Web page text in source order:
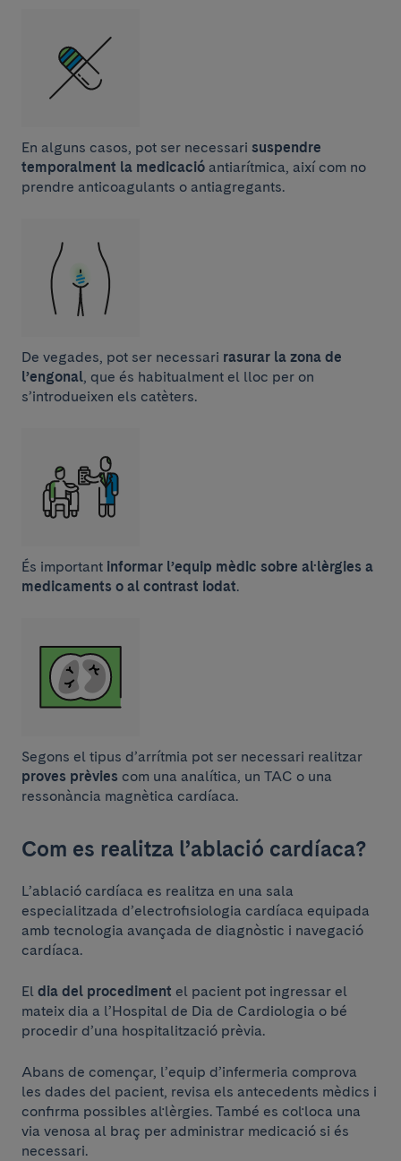
En alguns casos, pot ser necessari suspendre
temporalment la medicació antiarítmica, així com no
prendre anticoagulants o antiagregants.
De vegades, pot ser necessari rasurar la zona de
l’engonal, que és habitualment el lloc per on
s’introdueixen els catèters.
És important informar l’equip mèdic sobre al·lèrgies a
medicaments o al contrast iodat.
Segons el tipus d’arrítmia pot ser necessari realitzar
proves prèvies com una analítica, un TAC o una
ressonància magnètica cardíaca.
Com es realitza l’ablació cardíaca?
L’ablació cardíaca es realitza en una sala
especialitzada d’electrofisiologia cardíaca equipada
amb tecnologia avançada de diagnòstic i navegació
cardíaca.
El dia del procediment el pacient pot ingressar el
mateix dia a l’Hospital de Dia de Cardiologia o bé
procedir d’una hospitalització prèvia.
Abans de començar, l’equip d’infermeria comprova
les dades del pacient, revisa els antecedents mèdics i
confirma possibles al·lèrgies. També es col·loca una
via venosa al braç per administrar medicació si és
necessari.